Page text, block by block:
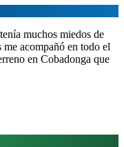
muchos miedos de
acompañó en todo el
en Cobadonga que